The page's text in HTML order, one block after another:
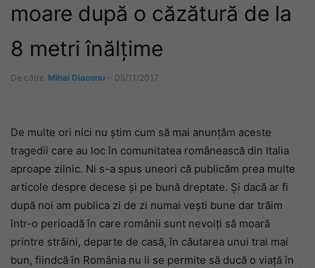
moare după o căzătură de la
8 metri înălțime
De către Mihai Diaconu - 05/11/2017
De multe ori nici nu știm cum să mai anunțăm aceste
tragedii care au loc în comunitatea românească din Italia
aproape zilnic. Ni s-a spus uneori că publicăm prea multe
articole despre decese și pe bună dreptate. Și dacă ar fi
după noi am publica zi de zi numai vești bune dar trăim
într-o perioadă în care românii sunt nevoiți să moară
printre străini, departe de casă, în căutarea unui trai mai
bun, fiindcă în România nu li se permite să ducă o viață în